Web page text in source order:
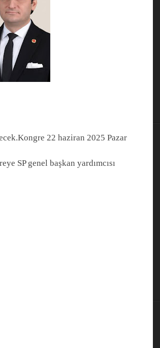
Kongre 22 haziran 2025 Pazar
SP genel başkan yardımcısı